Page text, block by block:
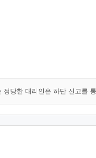
당한 대리인은 하단 신고를